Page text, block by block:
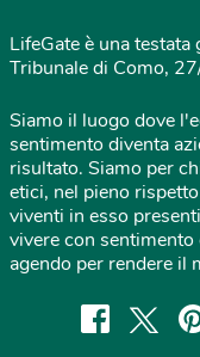
LifeGate è una
Tribunale di Como,
Siamo il luogo dove
sentimento diventa
risultato. Siamo per
etici, nel pieno
viventi in esso
vivere con
agendo per rendere il